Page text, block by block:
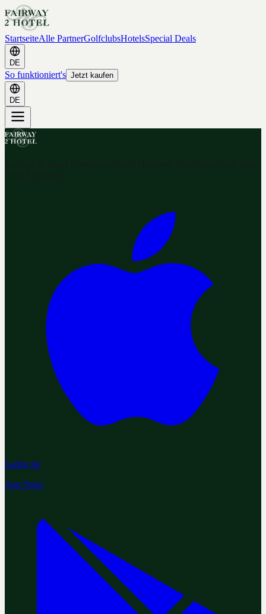
StartseiteAlle PartnerGolfclubsHotelsSpecial Deals
DE
So funktioniert's Jetzt kaufen
DE
Laden im
App Store